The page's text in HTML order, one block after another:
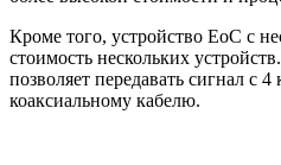
Кроме того, устройство EoC с
стоимость нескольких
позволяет передавать сигнал с
коаксиальному кабелю.